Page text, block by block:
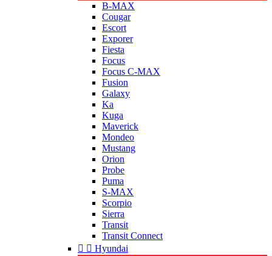
B-MAX
Cougar
Escort
Exporer
Fiesta
Focus
Focus C-MAX
Fusion
Galaxy
Ka
Kuga
Maverick
Mondeo
Mustang
Orion
Probe
Puma
S-MAX
Scorpio
Sierra
Transit
Transit Connect
  Hyundai